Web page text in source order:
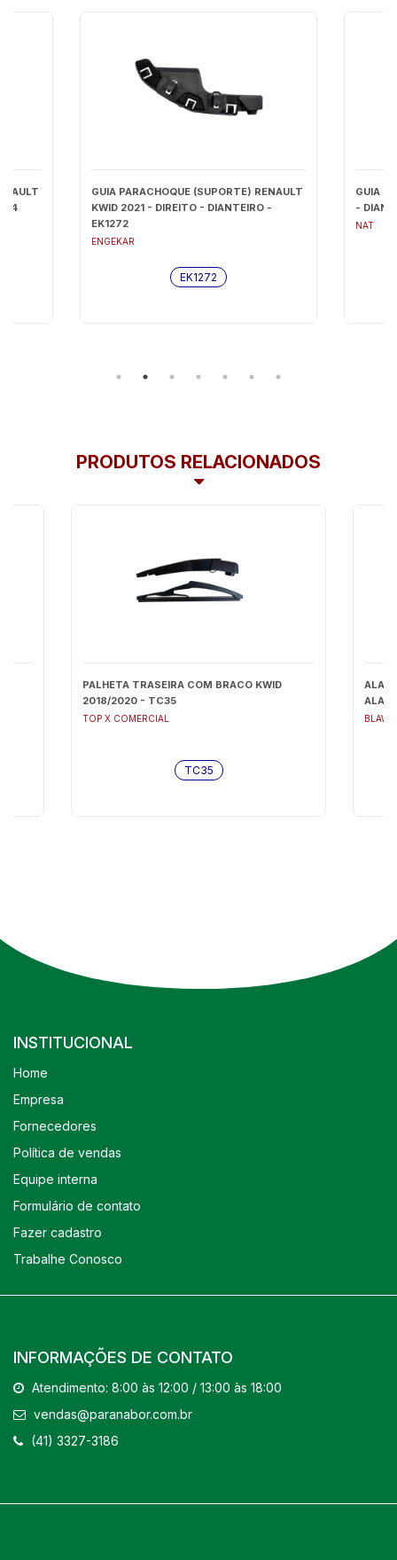
GUIA PARACHOQUE (SUPORTE) RENAULT
KWID 2021 - DIREITO - DIANTEIRO -
EK1272
ENGEKAR
EK1272
GUIA
-
NAT
PRODUTOS RELACIONADOS
PALHETA TRASEIRA COM BRACO KWID
2018/2020 - TC35
TOP X COMERCIAL
TC35
INSTITUCIONAL
Home
Empresa
Fornecedores
Política de vendas
Equipe interna
Formulário de contato
Fazer cadastro
Trabalhe Conosco
INFORMAÇÕES DE CONTATO
Atendimento: 8:00 às 12:00 / 13:00 às 18:00
vendas@paranabor.com.br
(41) 3327-3186